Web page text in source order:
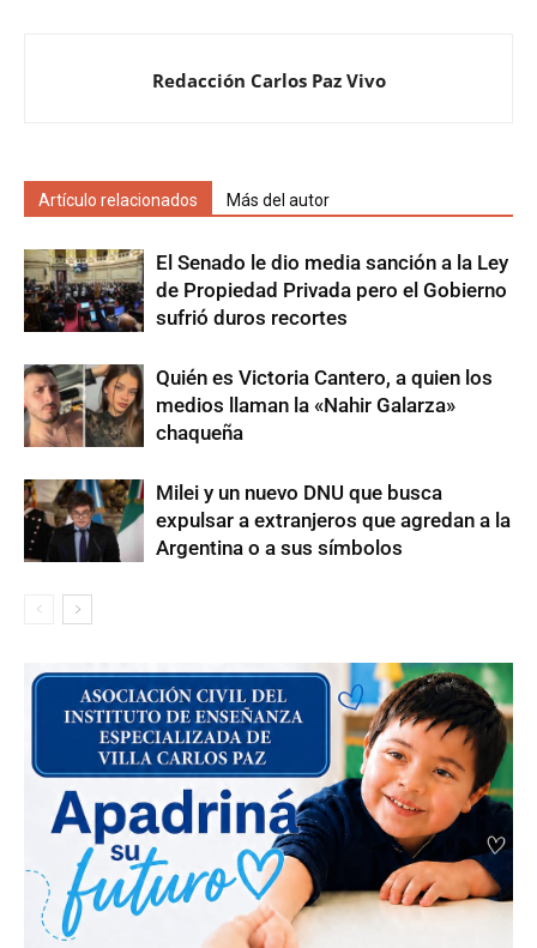
Redacción Carlos Paz Vivo
Artículo relacionados Más del autor
El Senado le dio media sanción a la Ley
de Propiedad Privada pero el Gobierno
sufrió duros recortes
Quién es Victoria Cantero, a quien los
medios llaman la «Nahir Galarza»
chaqueña
Milei y un nuevo DNU que busca
expulsar a extranjeros que agredan a la
Argentina o a sus símbolos